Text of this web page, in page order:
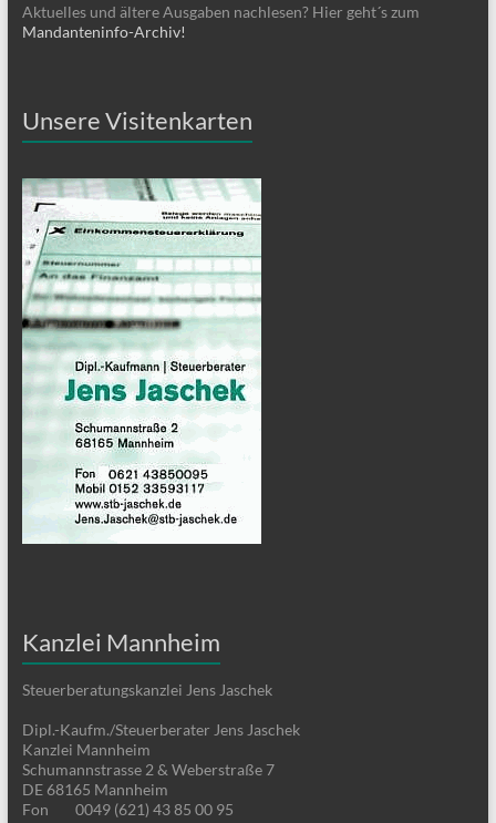
Aktuelles und ältere Ausgaben nachlesen? Hier geht´s zum
Mandanteninfo-Archiv!
Unsere Visitenkarten
Kanzlei Mannheim
Steuerberatungskanzlei Jens Jaschek
Dipl.-Kaufm./Steuerberater Jens Jaschek
Kanzlei Mannheim
Schumannstrasse 2 & Weberstraße 7
DE 68165 Mannheim
Fon
0049 (621) 43 85 00 95